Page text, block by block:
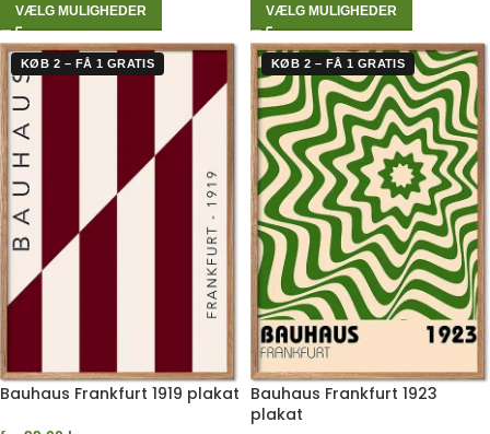
VÆLG MULIGHEDER VÆLG MULIGHEDER
KØB 2 – FÅ 1 GRATIS
Bauhaus Frankfurt 1919 plakat
KØB 2 – FÅ 1 GRATIS
Bauhaus Frankfurt 1923
plakat